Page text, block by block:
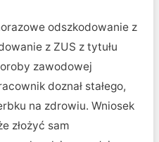
odszkodowanie z
z ZUS z tytułu
zawodowej
doznał stałego,
na zdrowiu. Wniosek
złożyć sam